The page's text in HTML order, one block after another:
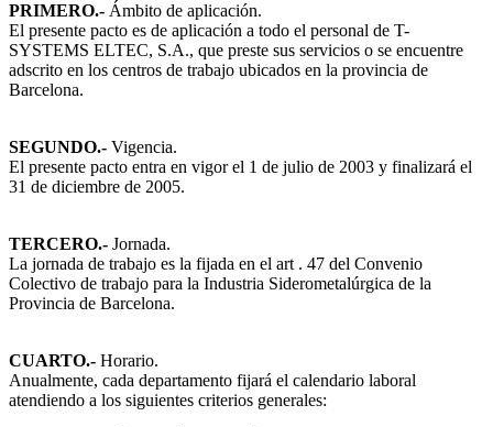
PRIMERO.- Ámbito de aplicación.
El presente pacto es de aplicación a todo el personal de T-
SYSTEMS ELTEC, S.A., que preste sus servicios o se encuentre
adscrito en los centros de trabajo ubicados en la provincia de
Barcelona.
SEGUNDO.- Vigencia.
El presente pacto entra en vigor el 1 de julio de 2003 y finalizará el
31 de diciembre de 2005.
TERCERO.- Jornada.
La jornada de trabajo es la fijada en el art . 47 del Convenio
Colectivo de trabajo para la Industria Siderometalúrgica de la
Provincia de Barcelona.
CUARTO.- Horario.
Anualmente, cada departamento fijará el calendario laboral
atendiendo a los siguientes criterios generales: